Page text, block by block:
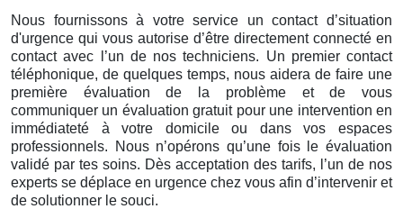
Nous fournissons à votre service un contact d’situation
d'urgence qui vous autorise d’être directement connecté en
contact avec l’un de nos techniciens. Un premier contact
téléphonique, de quelques temps, nous aidera de faire une
première évaluation de la problème et de vous
communiquer un évaluation gratuit pour une intervention en
immédiateté à votre domicile ou dans vos espaces
professionnels. Nous n’opérons qu’une fois le évaluation
validé par tes soins. Dès acceptation des tarifs, l’un de nos
experts se déplace en urgence chez vous afin d’intervenir et
de solutionner le souci.